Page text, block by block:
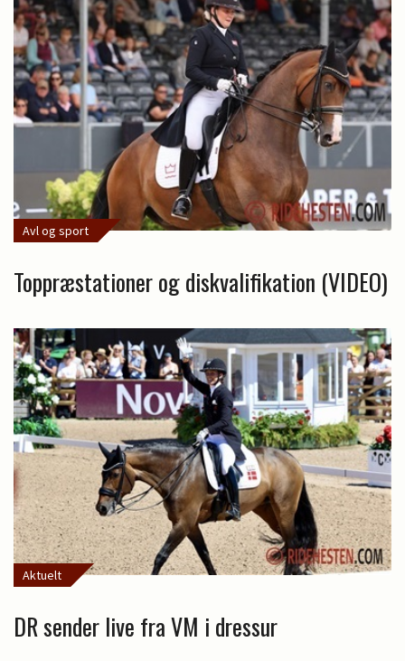
Avl og sport
Toppræstationer og diskvalifikation (VIDEO)
Aktuelt
DR sender live fra VM i dressur